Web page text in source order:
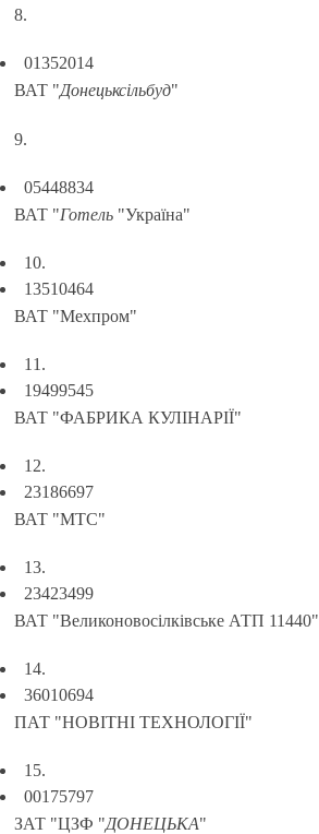
8.
01352014
ВАТ "Донецьксільбуд"
9.
05448834
ВАТ "Готель "Україна"
10.
13510464
ВАТ "Мехпром"
11.
19499545
ВАТ "ФАБРИКА КУЛІНАРІЇ"
12.
23186697
ВАТ "МТС"
13.
23423499
ВАТ "Великоновосілківське АТП 11440"
14.
36010694
ПАТ "НОВІТНІ ТЕХНОЛОГІЇ"
15.
00175797
ЗАТ "ЦЗФ "ДОНЕЦЬКА"